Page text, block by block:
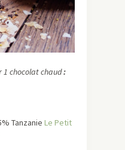
1 chocolat chaud:
Tanzanie Le Petit